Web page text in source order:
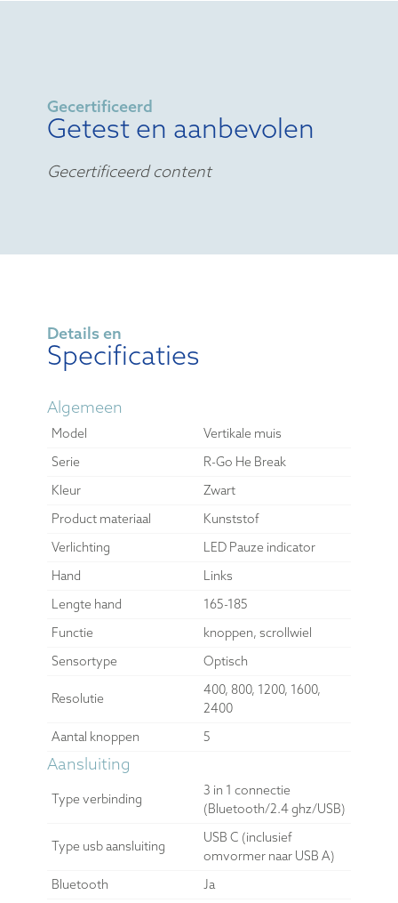
Gecertificeerd
Getest en aanbevolen
Gecertificeerd content
Details en
Specificaties
Algemeen
Model
Vertikale muis
Serie
R-Go He Break
Kleur
Zwart
Product materiaal
Kunststof
Verlichting
LED Pauze indicator
Hand
Links
Lengte hand
165-185
Functie
knoppen, scrollwiel
Sensortype
Optisch
Resolutie
400, 800, 1200, 1600,
2400
Aantal knoppen
5
Aansluiting
Type verbinding
3 in 1 connectie
(Bluetooth/2.4 ghz/USB)
Type usb aansluiting
USB C (inclusief
omvormer naar USB A)
Bluetooth
Ja